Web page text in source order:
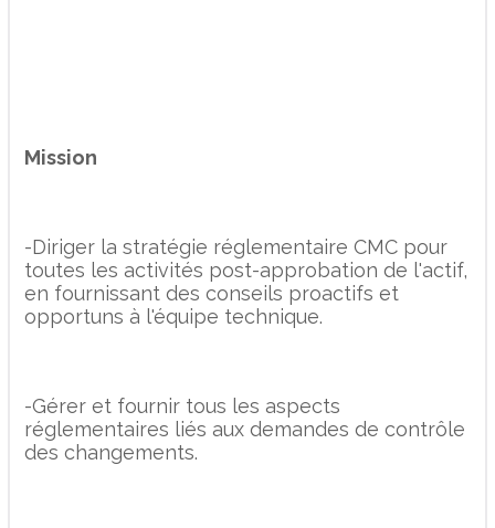
Mission
-Diriger la stratégie réglementaire CMC pour
toutes les activités post-approbation de l'actif,
en fournissant des conseils proactifs et
opportuns à l'équipe technique.
-Gérer et fournir tous les aspects
réglementaires liés aux demandes de contrôle
des changements.